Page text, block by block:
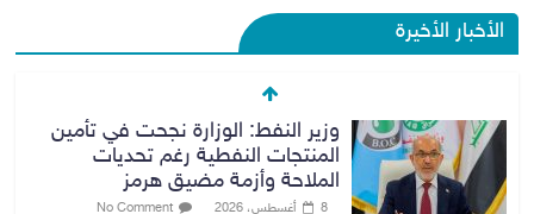
الأخبار الأخيرة
وزير النفط: الوزارة نجحت في تأمين
المنتجات النفطية رغم تحديات
الملاحة وأزمة مضيق هرمز
8 أغسطس، 2026 No Comment